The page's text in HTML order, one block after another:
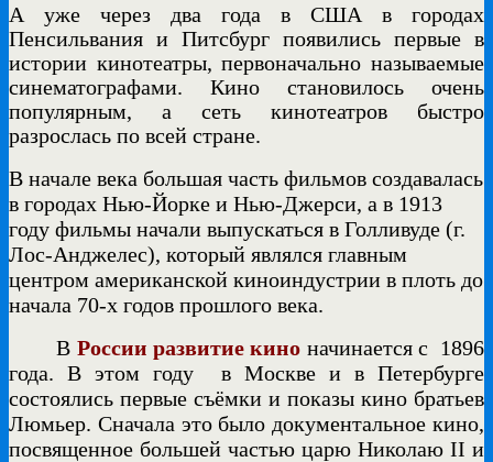
А уже через два года в США в городах
Пенсильвания и Питсбург появились первые в
истории кинотеатры, первоначально называемые
синематографами. Кино становилось очень
популярным, а сеть кинотеатров быстро
разрослась по всей стране.
В начале века большая часть фильмов создавалась
в городах Нью-Йорке и Нью-Джерси, а в 1913
году фильмы начали выпускаться в Голливуде (г.
Лос-Анджелес), который являлся главным
центром американской киноиндустрии в плоть до
начала 70-х годов прошлого века.
В России развитие кино начинается с 1896
года. В этом году
в Москве и в Петербурге
состоялись первые съёмки и показы кино братьев
Люмьер. Сначала это было документальное кино,
посвященное большей частью царю Николаю II и